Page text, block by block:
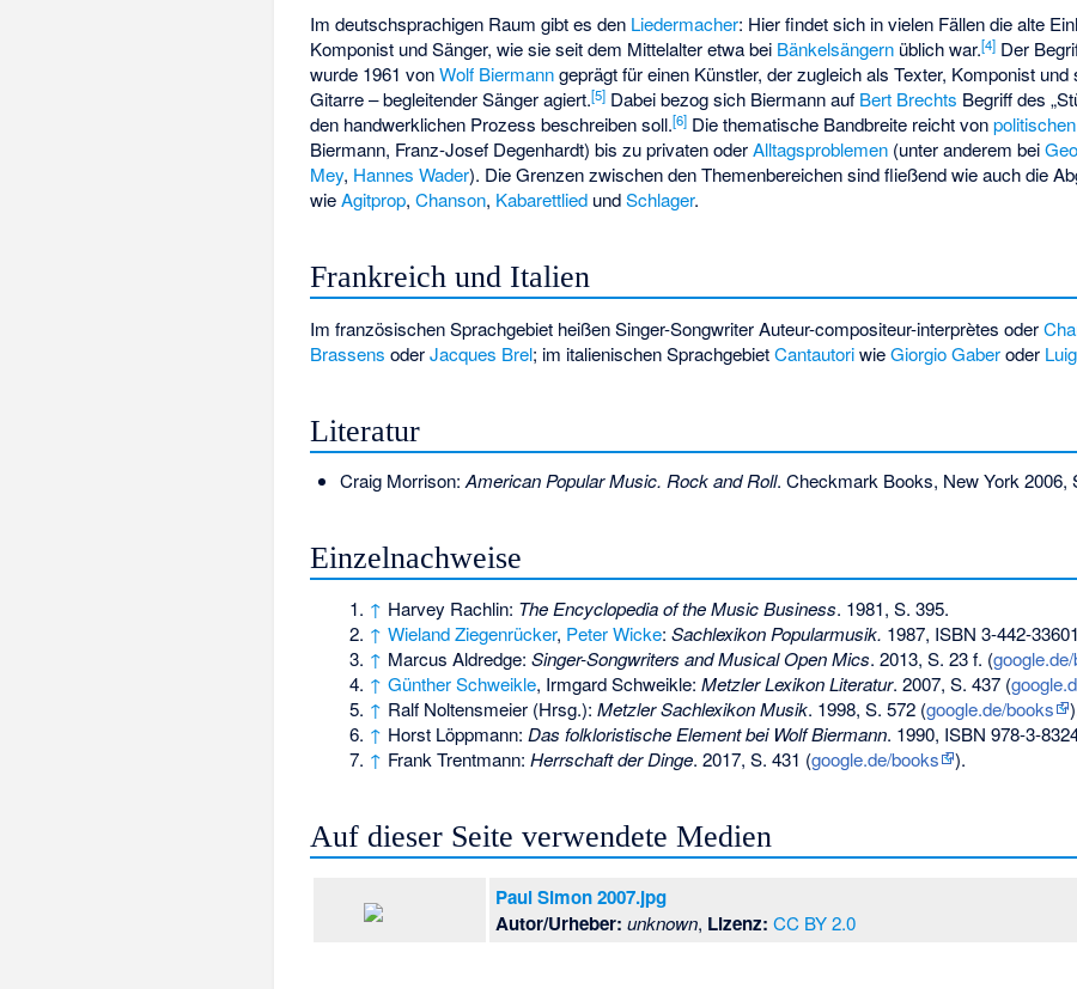
Im deutschsprachigen Raum gibt es den Liedermacher: Hier findet sich in vielen Fällen die alte
Komponist und Sänger, wie sie seit dem Mittelalter etwa bei Bänkelsängern üblich war.[4] Der
wurde 1961 vonWolf Biermanngeprägt für einen Künstler, der zugleich als Texter, Komponist
Gitarre – begleitender Sänger agiert.[5] Dabei bezog sich Biermann auf Bert Brechts Begriff des
den handwerklichen Prozess beschreiben soll.[6] Die thematische Bandbreite reicht von
Biermann, Franz-Josef Degenhardt) bis zu privaten oderAlltagsproblemen (unter anderem bei
Mey, Hannes Wader). Die Grenzen zwischen den Themenbereichen sind fließend wie auch die
wieAgitprop,Chanson, Kabarettlied undSchlager.
Frankreich und Italien
Im französischen Sprachgebiet heißen Singer-Songwriter Auteur-compositeur-interprètes oder
Brassens oderJacques Brel; im italienischen SprachgebietCantautoriwieGiorgio Gaberoder
Literatur
Craig Morrison:American Popular Music. Rock and Roll. Checkmark Books, New York 2006,
Einzelnachweise
↑ Harvey Rachlin: The Encyclopedia of the Music Business. 1981, S. 395.
↑ Wieland Ziegenrücker, Peter Wicke: Sachlexikon Popularmusik. 1987, ISBN 3-442-
↑ Marcus Aldredge: Singer-Songwriters and Musical Open Mics. 2013, S. 23 f. (
↑ Günther Schweikle, Irmgard Schweikle: Metzler Lexikon Literatur. 2007, S. 437 (
↑ Ralf Noltensmeier (Hrsg.): Metzler Sachlexikon Musik. 1998, S. 572 (google.de/books
↑ Horst Löppmann: Das folkloristische Element bei Wolf Biermann. 1990, ISBN 978-3-
↑ Frank Trentmann: Herrschaft der Dinge. 2017, S. 431 (google.de/books ).
Auf dieser Seite verwendete Medien
Paul Simon 2007.jpg
Autor/Urheber: unknown, Lizenz: CC BY 2.0